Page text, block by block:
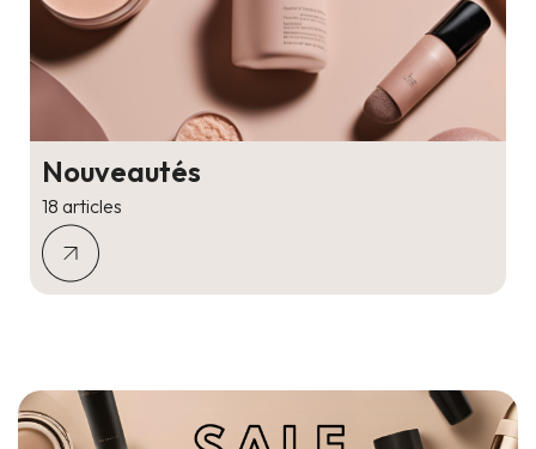
Nouveautés
18 articles